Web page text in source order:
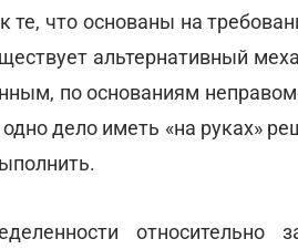
что основаны на
альтернативный
по основаниям
дело иметь «на руках»
относительно